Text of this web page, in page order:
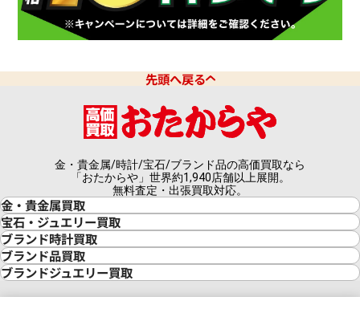
先頭へ戻る
金・貴金属/時計/宝石/ブランド品の高価買取なら
「おたからや」世界約1,940店舗以上展開。
無料査定・出張買取対応。
金・貴金属買取
金買取
金の相場価格情報
金の参考買取価格一覧
インゴット買取
インゴットの相場価格情報
24金買取
宝石・ジュエリー買取
宝石・ジュエリー買取
ダイヤモンド買取
ダイヤモンド・宝石の参考価格一覧
リング・結婚指輪買取
エメラルド買取
ブランド時計買取
時計買取
ロレックス買取
ロレックス デイトナ買取
ロレックス サブマリーナー買取
ブランド品買取
ブランド買取
ルイ・ヴィトン買取
ルイ・ヴィトン買取の参考価格一覧
ブランドジュエリー買取